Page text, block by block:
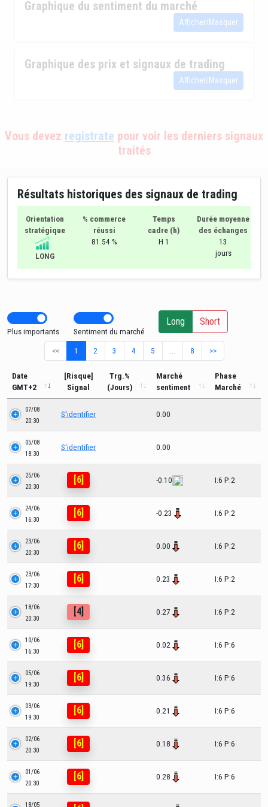
Graphique du sentiment du marché
Afficher/Masquer
Graphique des prix et signaux de trading
Afficher/Masquer
Vous devez registrate pour voir les derniers signaux
traités
Résultats historiques des signaux de trading
Orientation
stratégique
LONG
% commerce
réussi
81.54 %
Temps
cadre (h)
H 1
Durée moyenne
des échanges
13
jours
Plus importants Sentiment du marché
Long Short
<< 1 2 3 4 5 8 >>
Date
GMT+2
[Risque]
Signal
Trg.%
(Jours)
Marché
sentiment
Phase
Marché
07/08
20:30
S'identifier 0.00
05/08
18:30
S'identifier 0.00
25/06
20:30
[6] -0.10 I:6 P:2
24/06
16:30
[6] -0.23 I:6 P:2
23/06
20:30
[6] 0.00 I:6 P:2
23/06
17:30
[6] 0.23 I:6 P:2
18/06
20:30
[4] 0.27 I:6 P:2
10/06
16:30
[6] 0.02 I:6 P:6
05/06
19:30
[6] 0.36 I:6 P:6
03/06
19:30
[6] 0.21 I:6 P:6
02/06
20:30
[6] 0.18 I:6 P:6
01/06
20:30
[6] 0.28 I:6 P:6
18/05